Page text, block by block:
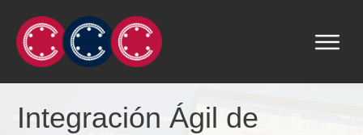
Integración Ágil de